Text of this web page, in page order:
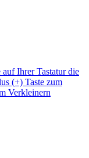
Ihrer Tastatur die
(+) Taste zum
Verkleinern